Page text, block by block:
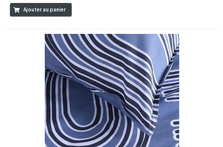
Ajouter au panier